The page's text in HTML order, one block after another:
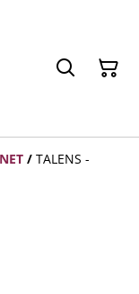
/ TALENS -